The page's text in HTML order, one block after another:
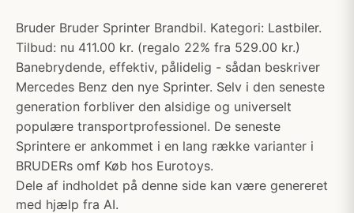
Bruder Bruder Sprinter Brandbil. Kategori: Lastbiler.
Tilbud: nu 411.00 kr. (regalo 22% fra 529.00 kr.)
Banebrydende, effektiv, pålidelig - sådan beskriver
Mercedes Benz den nye Sprinter. Selv i den seneste
generation forbliver den alsidige og universelt
populære transportprofessionel. De seneste
Sprintere er ankommet i en lang række varianter i
BRUDERs omf Køb hos Eurotoys.
Dele af indholdet på denne side kan være genereret
med hjælp fra AI.